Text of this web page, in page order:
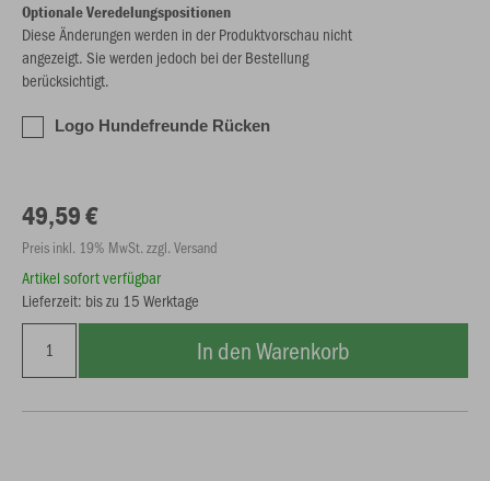
Optionale Veredelungspositionen
Diese Änderungen werden in der Produktvorschau nicht
angezeigt. Sie werden jedoch bei der Bestellung
berücksichtigt.
Logo Hundefreunde Rücken
49,59 €
Preis inkl. 19% MwSt. zzgl. Versand
Artikel sofort verfügbar
Lieferzeit: bis zu 15 Werktage
In den Warenkorb